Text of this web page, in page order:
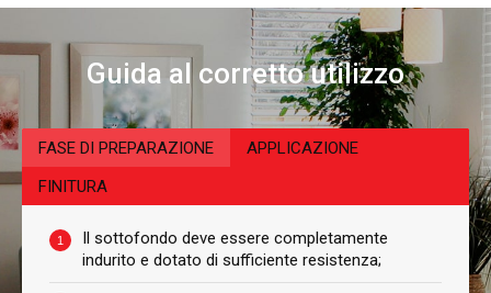
Guida al corretto utilizzo
FASE DI PREPARAZIONE
APPLICAZIONE
FINITURA
Il sottofondo deve essere completamente
indurito e dotato di sufficiente resistenza;